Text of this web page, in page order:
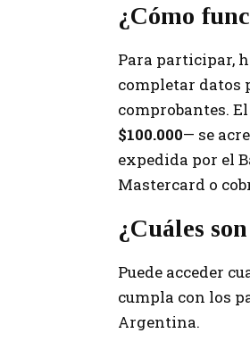
¿Cómo
Para participar,
completar datos
comprobantes.
$100.000— se
expedida por el
Mastercard o
¿Cuáles
Puede acceder
cumpla con los
Argentina.